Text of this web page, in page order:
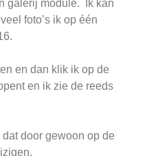
galerij module. Ik kan
foto’s ik op één
en dan klik ik op de
en ik zie de reeds
door gewoon op de